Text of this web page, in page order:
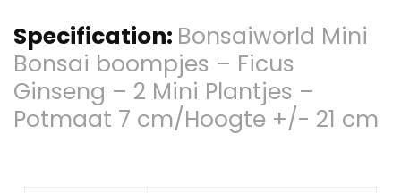
Specification: Bonsaiworld Mini
Bonsai boompjes – Ficus
Ginseng – 2 Mini Plantjes –
Potmaat 7 cm/Hoogte +/- 21 cm